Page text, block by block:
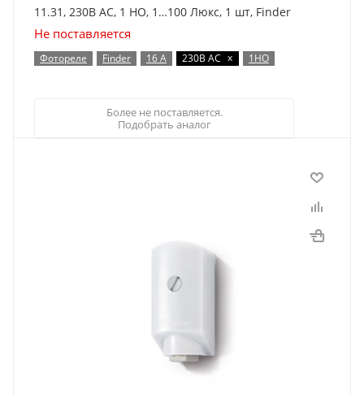
11.31, 230В AC, 1 НО, 1…100 Люкс, 1 шт, Finder
Не поставляется
Фотореле Finder 16 А 230В AC x 1НО
Более не поставляется.
Подобрать аналог